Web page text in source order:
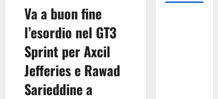
Va a buon fine
l’esordio nel GT3
Sprint per Axcil
Jefferies e Rawad
Sarieddine a